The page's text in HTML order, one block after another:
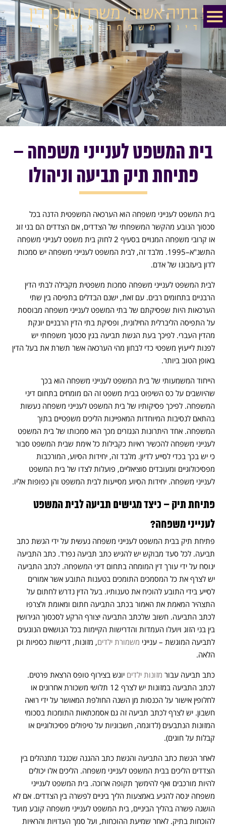
בית המשפט לענייני משפחה –
פתיחת תיק תביעה וניהולו
בית המשפט לענייני משפחה הוא הערכאה המשפטית הדנה בכל
סכסוך הנובע מהקשר המשפחתי של הצדדים, אם הצדדים הם בני זוג
או קרובי משפחה המנויים בסעיף 2 לחוק בית משפט לענייני משפחה
התשנ"א–1995. מלבד זה, לבית המשפט לענייני משפחה יש סמכות
לדון ביעזבונו של אדם.
לבית המשפט לענייני משפחה סמכות משפטית מקבילה לבתי הדין
הרבניים בתחומים רבים. עם זאת, ישנם הבדלים בתפיסה בין שתי
הערכאות היות שפסיקתם של בתי המשפט לענייני משפחה מבוססת
על התפיסה הליברלית החילונית, ופסיקת בתי הדין הרבניים יונקת
מהדין העברי. לפיכך בעת הגשת תביעה בגין סכסוך משפחתי יש
לפנות לייעוץ משפטי כדי לבחון מהי הערכאה אשר תשרת את בעל הדין
באופן הטוב ביותר.
הייחוד המשמעותי של בית המשפט לענייני משפחה הוא בכך
שהיושבים על כס השיפוט בבית משפט זה הם מומחים בתחום דיני
המשפחה. לפיכך פסיקותיו של בית המשפט לענייני משפחה נעשות
בהתאם לנסיבות המיוחדות המאפיינות הליכים משפטיים בתוך
המשפחה. אחד היתרונות הנגזרים מכך הוא סמכותו של בית המשפט
לענייני משפחה להכשיר ראיות כקבילות כל אימת שבית המשפט סבור
כי יש בכך בכדי לסייע לדיון. מלבד זה, יחידות הסיוע, המורכבות
מפסיכולוגיים ומעובדים סוציאליים, פועלות לצדו של בית המשפט
לענייני משפחה. יחידות הסיוע מסייעות לבית המשפט והן כפופות אליו.
פתיחת תיק – כיצד מגישים תביעה לבית המשפט
לענייני משפחה?
פתיחת תיק בבית המשפט לענייני משפחה נעשית על ידי הגשת כתב
תביעה. לכל סעד מבוקש יש להגיש כתב תביעה נפרד. כתב התביעה
ינוסח על ידי עורך דין המומחה בתחום דיני המשפחה. לכתב התביעה
יש לצרף את כל המסמכים התומכים בטענות התובע אשר אמורים
לסייע בידי התובע להוכיח את טענותיו. בעל הדין נדרש לחתום על
התצהיר המאמת את האמור בכתב התביעה חתום ומאומת ולצרפו
לכתב התביעה. חשוב שלכתב התביעה יצורף הרקע לסכסוך הגירושין
בין בני הזוג ויועלו העמדות והדרישות הקיימות בכל הנושאים הנוגעים
לתביעה המוגשת – ענייני משמורת ילדים, מזונות, דרישות כספיות וכן
הלאה.
כתב תביעה עבור מזונות ילדים יוגש בצירוף טופס הרצאת פרטים.
לכתב התביעה במזונות יש לצרף 12 תלושי משכורת אחרונים או
לחלופין אישור על הכנסות מן השנה החולפת המאושר על ידי רואה
חשבון. יש לצרף לכתב תביעה זה גם אסמכתאות התומכות בסכומי
המזונות הנתבעים (לדוגמה, חשבוניות על טיפולים פסיכולוגיים או
קבלות על חוגים).
לאחר הגשת כתב התביעה והגשת כתב ההגנה שכנגד מתנהלים בין
הצדדים הליכים בבית המשפט לענייני משפחה. הליכים אלו יכולים
להיות מורכבים ואף להימשך תקופה ארוכה. בית המשפט לענייני
משפחה ינסה להגיע באמצעות הליך ביניים לפשרה בין הצדדים. אם לא
הושגה פשרה בהליך הביניים, בית המשפט לענייני משפחה קובע מועד
להוכחות בתיק. לאחר שמיעת ההוכחות, ועל סמך העדויות והראיות